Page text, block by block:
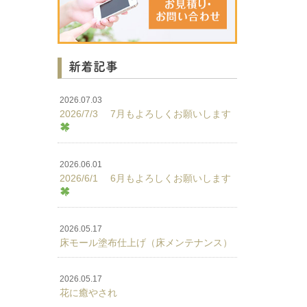
新着記事
2026.07.03
2026/7/3 7月もよろしくお願いします
2026.06.01
2026/6/1 6月もよろしくお願いします
2026.05.17
床モール塗布仕上げ（床メンテナンス）
2026.05.17
花に癒やされ